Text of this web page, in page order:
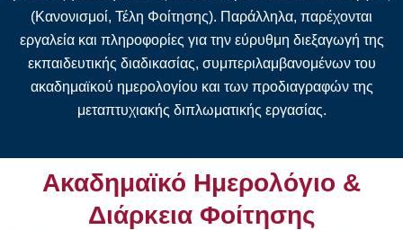
(Κανονισμοί, Τέλη Φοίτησης). Παράλληλα, παρέχονται
εργαλεία και πληροφορίες για την εύρυθμη διεξαγωγή της
εκπαιδευτικής διαδικασίας, συμπεριλαμβανομένων του
ακαδημαϊκού ημερολογίου και των προδιαγραφών της
μεταπτυχιακής διπλωματικής εργασίας.
Ακαδημαϊκό Ημερολόγιο &
Διάρκεια Φοίτησης